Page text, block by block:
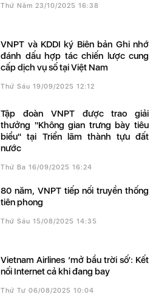
Thứ Năm 23/10/2025 16:38
VNPT và KDDI ký Biên bản Ghi nhớ
đánh dấu hợp tác chiến lược cung
cấp dịch vụ số tại Việt Nam
Thứ Sáu 19/09/2025 12:12
Tập đoàn VNPT được trao giải
thưởng "Không gian trưng bày tiêu
biểu" tại Triển lãm thành tựu đất
nước
Thứ Ba 16/09/2025 16:24
80 năm, VNPT tiếp nối truyền thống
tiên phong
Thứ Sáu 15/08/2025 14:35
Vietnam Airlines ‘mở bầu trời số’: Kết
nối Internet cả khi đang bay
Thứ Tư 06/08/2025 10:04